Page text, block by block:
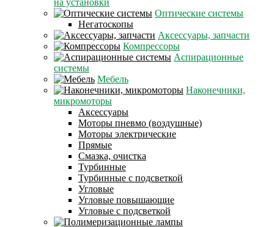
на установки
Оптические системы
Негатоскопы
Аксессуары, запчасти
Компрессоры
Аспирационные
системы
Мебель
Наконечники,
микромоторы
Аксессуары
Моторы пневмо (воздушные)
Моторы электрические
Прямые
Смазка, очистка
Турбинные
Турбинные с подсветкой
Угловые
Угловые повышающие
Угловые с подсветкой